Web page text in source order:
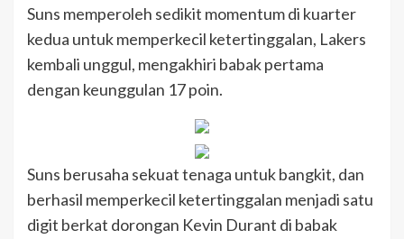
Suns memperoleh sedikit momentum di kuarter
kedua untuk memperkecil ketertinggalan, Lakers
kembali unggul, mengakhiri babak pertama
dengan keunggulan 17 poin.
Suns berusaha sekuat tenaga untuk bangkit, dan
berhasil memperkecil ketertinggalan menjadi satu
digit berkat dorongan Kevin Durant di babak